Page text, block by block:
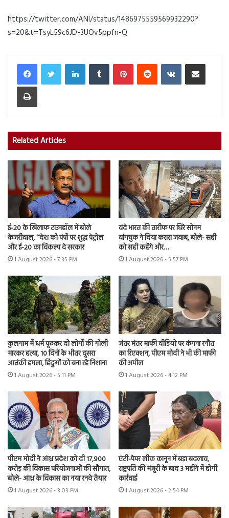
https://twitter.com/ANI/status/1486975559569932290?
s=20&t=TsyL59c6JD-3UOv5ppfn-Q
LinkedInTumblr PinterestReddit VKontakteShare via Email
Print
Related Articles
ई-20 के खिलाफ टाउनहॉल में बोले
केजरीवाल, ‘‘देश को पंपों पर शुद्ध पेट्रोल
और ई-20 का विकल्प दे सरकार
1 August 2026 - 7:35 PM
वंदे भारत की तारीफ पर घिरे सोनम
वांगचुक ने दिया करारा जवाब, बोले- सही
को सही कहेंगे और…
1 August 2026 - 5:57 PM
कुलगाम में धर्म पूछकर दो लोगों की गोली
मारकर हत्या, 10 दिनों के भीतर दूसरा
आतंकी हमला, हिंदुओं को बना रहे निशाना
1 August 2026 - 5:11 PM
जंतर मंतर माफी वीडियो पर कंगना रनौत
का रिएक्शन, पीएम मोदी ने भी की माफी
की अपील
1 August 2026 - 4:12 PM
पीएम मोदी ने आंध्र प्रदेश को दी 17,900
करोड़ की विकास परियोजनाओं की सौगात,
बोले- आंध्र के विकास का नया रनवे तैयार
1 August 2026 - 3:03 PM
एंटी-पेपर लीक कानून में बड़ा बदलाव,
राष्ट्रपति की मंजूरी के बाद 3 महीने में होगी
कार्रवाई
1 August 2026 - 2:54 PM